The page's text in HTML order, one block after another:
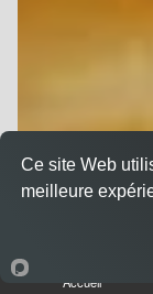
Accueil
Ce site Web
meilleure